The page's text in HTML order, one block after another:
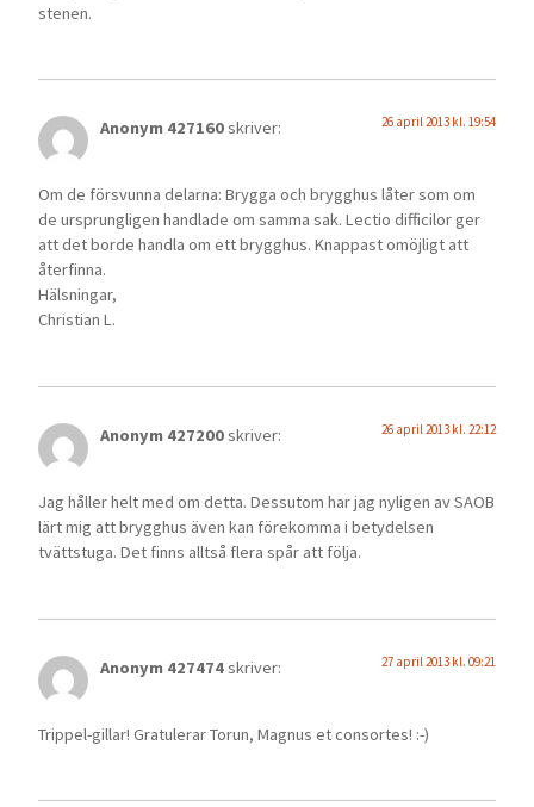
stenen.
Anonym 427160skriver: 26 april 2013 kl. 19:54
Om de försvunna delarna: Brygga och brygghus låter som om
de ursprungligen handlade om samma sak. Lectio difficilor ger
att det borde handla om ett brygghus. Knappast omöjligt att
återfinna.
Hälsningar,
Christian L.
Anonym 427200skriver: 26 april 2013 kl. 22:12
Jag håller helt med om detta. Dessutom har jag nyligen av SAOB
lärt mig att brygghus även kan förekomma i betydelsen
tvättstuga. Det finns alltså flera spår att följa.
Anonym 427474skriver: 27 april 2013 kl. 09:21
Trippel-gillar! Gratulerar Torun, Magnus et consortes! :-)